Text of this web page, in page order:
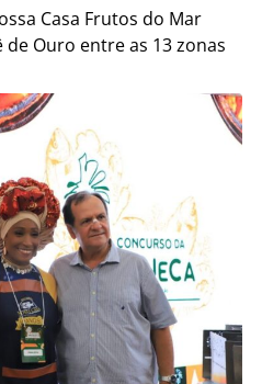
Casa Frutos do Mar
Ouro entre as 13 zonas